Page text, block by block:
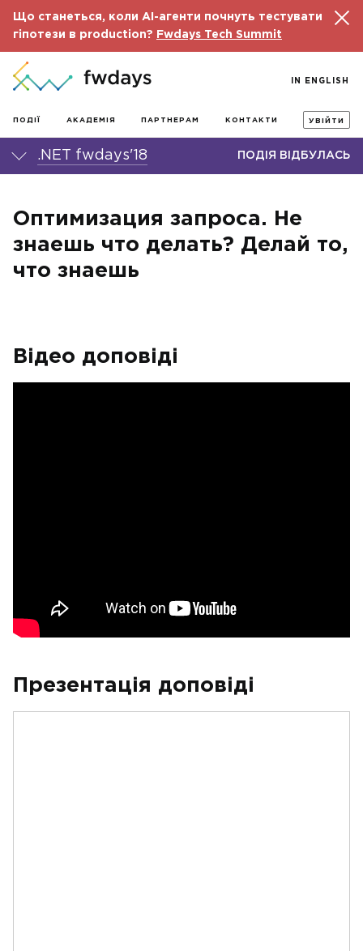
Що станеться, коли AI-агенти почнуть тестувати
гіпотези в production?
Fwdays Tech Summit
ПОДІЇ АКАДЕМІЯ ПАРТНЕРАМ КОНТАКТИ УВІЙТИ
IN ENGLISH
.NET fwdays'18 ПОДІЯ ВІДБУЛАСЬ
Оптимизация запроса. Не
знаешь что делать? Делай то,
что знаешь
Відео доповіді
Презентація доповіді